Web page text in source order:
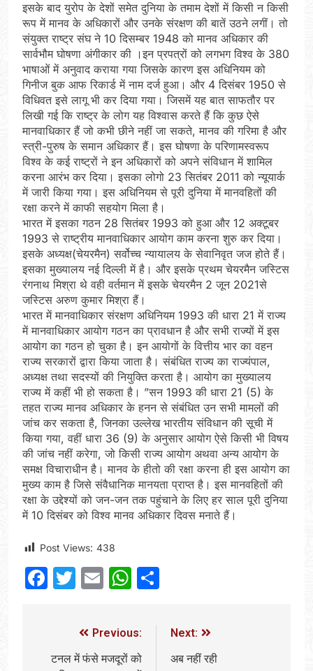
इसके बाद युरोप के देशों समेत दुनिया के तमाम देशों में किसी न किसी
रूप में मानव के अधिकारों और उनके संरक्षण की बातें उठने लगीं। तो
संयुक्त राष्ट्र संघ ने 10 दिसम्बर 1948 को मानव अधिकार की
सार्वभौम घोषणा अंगीकार की ।इन प्रपत्रों को लगभग विश्व के 380
भाषाओं में अनुवाद कराया गया जिसके कारण इस अधिनियम को
गिनीज बुक आफ रिकार्ड में नाम दर्ज हुआ। और 4 दिसंबर 1950 से
विधिवत इसे लागू भी कर दिया गया। जिसमें यह बात साफतौर पर
लिखी गई कि राष्ट्र के लोग यह विश्वास करते हैं कि कुछ ऐसे
मानवाधिकार हैं जो कभी छीने नहीं जा सकते, मानव की गरिमा है और
स्त्री-पुरुष के समान अधिकार हैं। इस घोषणा के परिणामस्वरूप
विश्व के कई राष्ट्रों ने इन अधिकारों को अपने संविधान में शामिल
करना आरंभ कर दिया। इसका लोगो 23 सितंबर 2011 को न्यूयार्क
में जारी किया गया। इस अधिनियम से पूरी दुनिया में मानवहितों की
रक्षा करने में काफी सहयोग मिला है।
भारत में इसका गठन 28 सितंबर 1993 को हुआ और 12 अक्टूबर
1993 से राष्ट्रीय मानवाधिकार आयोग काम करना शुरु कर दिया।
इसके अध्यक्ष(चेयरमैन) सर्वोच्च न्यायालय के सेवानिवृत जज होते हैं।
इसका मुख्यालय नई दिल्ली में है। और इसके प्रथम चेयरमैन जस्टिस
रंगनाथ मिश्रा थे वही वर्तमान में इसके चेयरमैन 2 जून 2021से
जस्टिस अरुण कुमार मिश्रा हैं।
भारत में मानवाधिकार संरक्षण अधिनियम 1993 की धारा 21 में राज्य
में मानवाधिकार आयोग गठन का प्रावधान है और सभी राज्यों में इस
आयोग का गठन हो चुका है। इन आयोगों के वित्तीय भार का वहन
राज्य सरकारों द्वारा किया जाता है। संबंधित राज्य का राज्यंपाल,
अध्यक्ष तथा सदस्यों की नियुक्ति करता है। आयोग का मुख्यालय
राज्य में कहीं भी हो सकता है। ”सन 1993 की धारा 21 (5) के
तहत राज्य मानव अधिकार के हनन से संबंधित उन सभी मामलों की
जांच कर सकता है, जिनका उल्लेख भारतीय संविधान की सूची में
किया गया, वहीं धारा 36 (9) के अनुसार आयोग ऐसे किसी भी विषय
की जांच नहीं करेगा, जो किसी राज्य आयोग अथवा अन्य आयोग के
समक्ष विचाराधीन है। मानव के हीतो की रक्षा करना ही इस आयोग का
मुख्य काम है जिसे संवैधानिक मानयता प्राप्त है। इस मानवहितों की
रक्षा के उद्देश्यों को जन-जन तक पहुंचाने के लिए हर साल पूरी दुनिया
में 10 दिसंबर को विश्व मानव अधिकार दिवस मनाते हैं।
Post Views: 438
Facebook
Twitter
EmailWhatsApp
Previous:
टनल में फंसे मजदूरों को
Next:
अब नहीं रही